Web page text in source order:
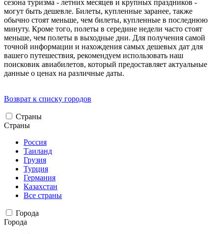
сезона туризма - летних месяцев и крупных праздников -
могут быть дешевле. Билеты, купленные заранее, также
обычно стоят меньше, чем билеты, купленные в последнюю
минуту. Кроме того, полеты в середине недели часто стоят
меньше, чем полеты в выходные дни. Для получения самой
точной информации и нахождения самых дешевых дат для
вашего путешествия, рекомендуем использовать наш
поисковик авиабилетов, который предоставляет актуальные
данные о ценах на различные даты.
Возврат к списку городов
Страны
Страны
Россия
Таиланд
Грузия
Турция
Германия
Казахстан
Все страны
Города
Города